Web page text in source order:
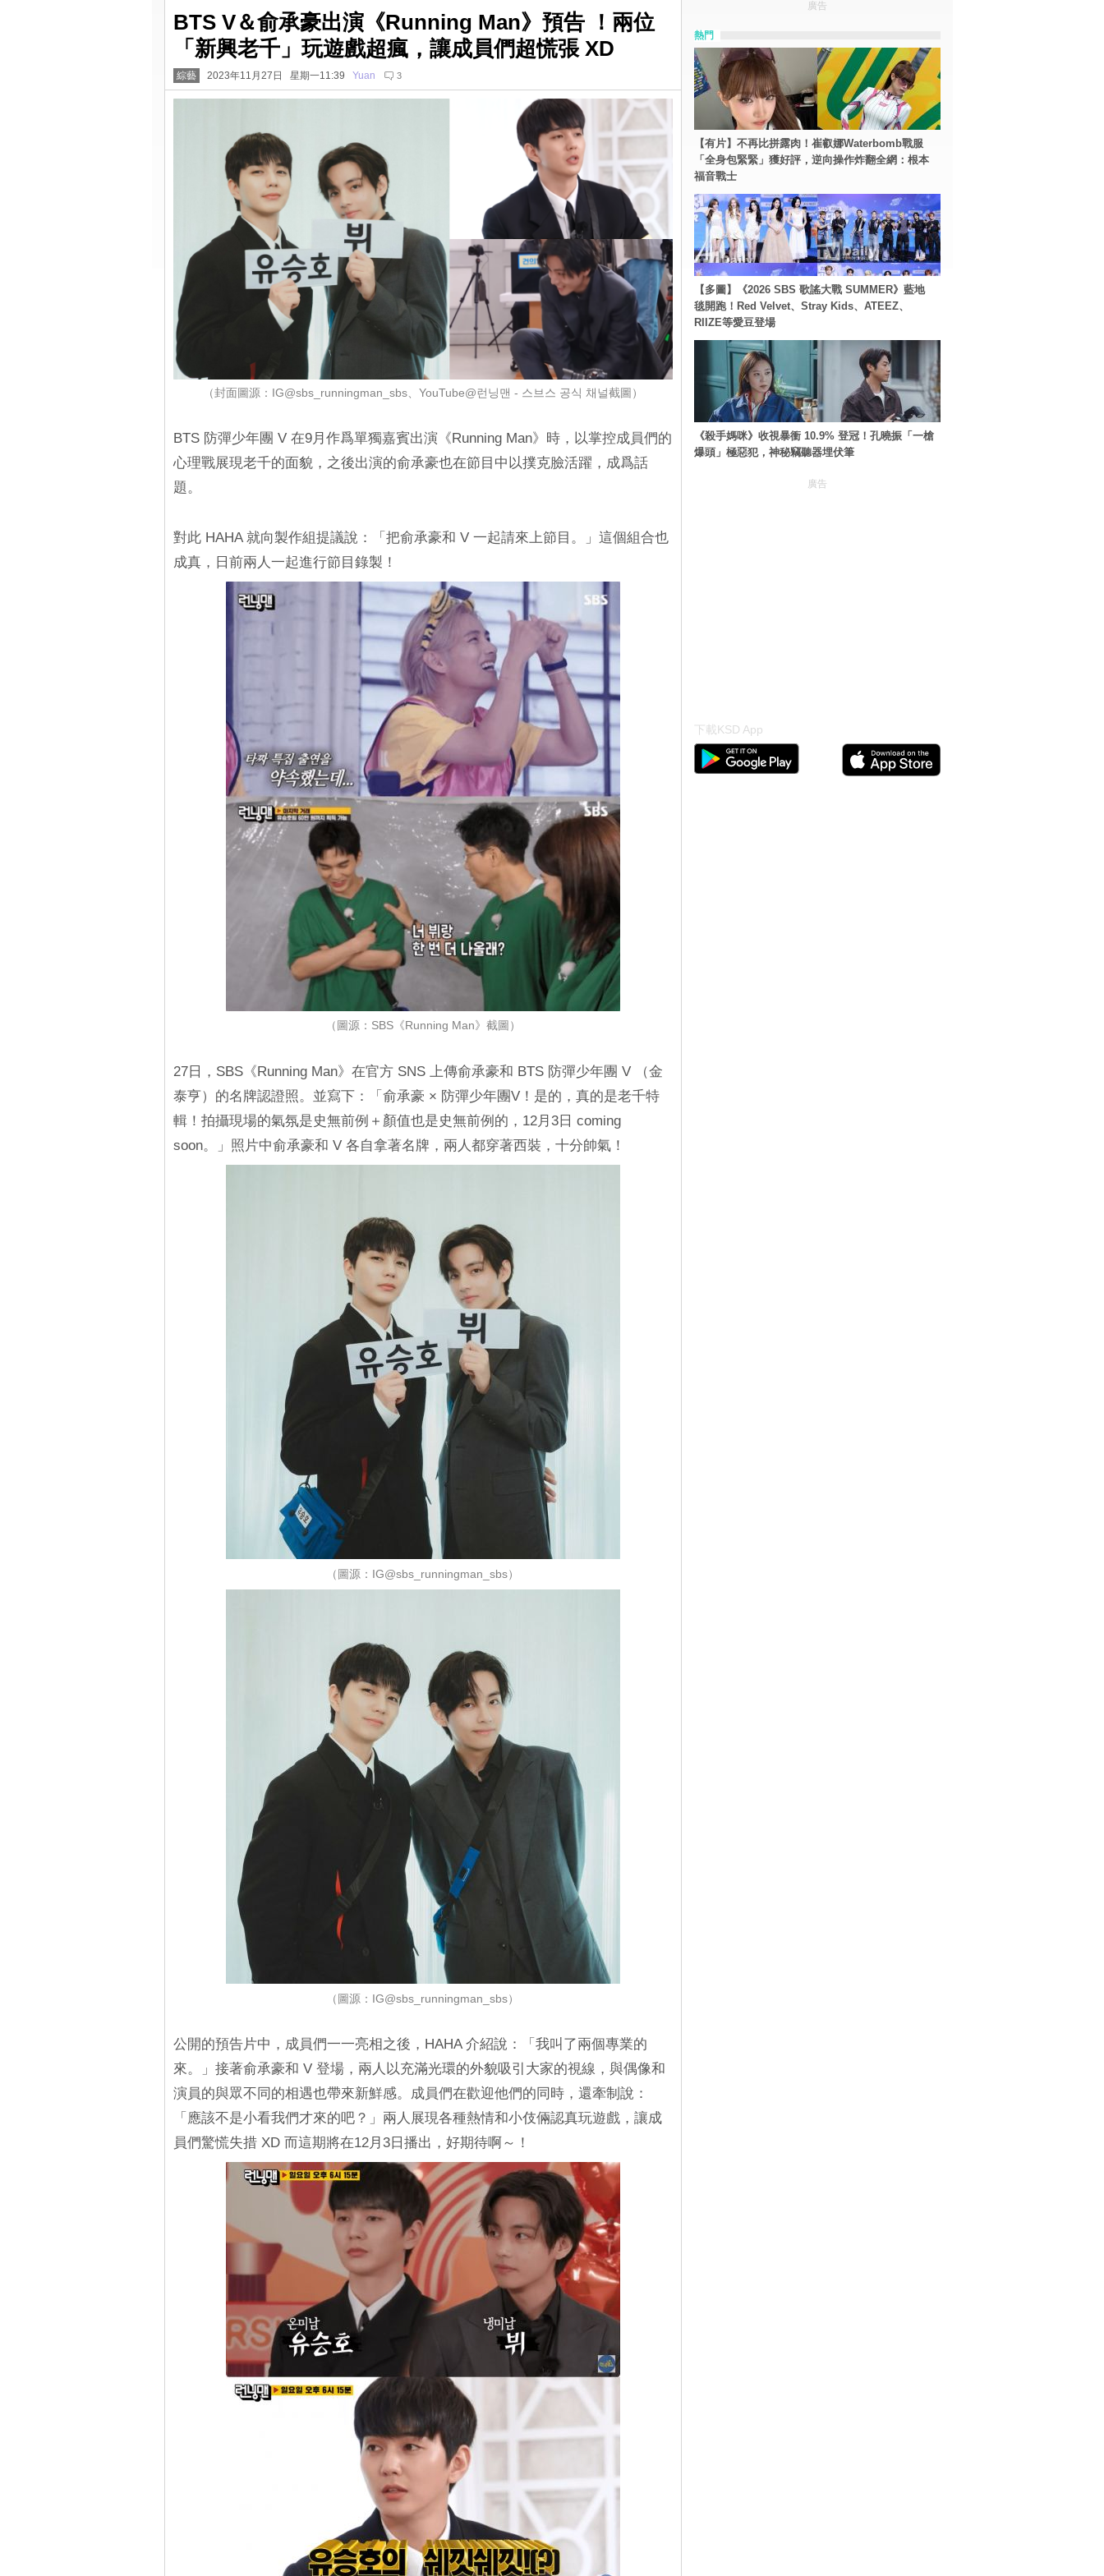
BTS V＆俞承豪出演《Running Man》預告 ！兩位
「新興老千」玩遊戲超瘋，讓成員們超慌張 XD
綜藝 2023年11月27日 星期一11:39 Yuan 3
（封面圖源：IG@sbs_runningman_sbs、YouTube@런닝맨 - 스브스 공식 채널截圖）
BTS 防彈少年團 V 在9月作爲單獨嘉賓出演《Running Man》時，以掌控成員們的
心理戰展現老千的面貌，之後出演的俞承豪也在節目中以撲克臉活躍，成爲話
題。
對此 HAHA 就向製作組提議說：「把俞承豪和 V 一起請來上節目。」這個組合也
成真，日前兩人一起進行節目錄製！
（圖源：SBS《Running Man》截圖）
27日，SBS《Running Man》在官方 SNS 上傳俞承豪和 BTS 防彈少年團 V （金
泰亨）的名牌認證照。並寫下：「俞承豪 × 防彈少年團V！是的，真的是老千特
輯！拍攝現場的氣氛是史無前例＋顏值也是史無前例的，12月3日 coming
soon。」照片中俞承豪和 V 各自拿著名牌，兩人都穿著西裝，十分帥氣！
（圖源：IG@sbs_runningman_sbs）
（圖源：IG@sbs_runningman_sbs）
公開的預告片中，成員們一一亮相之後，HAHA 介紹說：「我叫了兩個專業的
來。」接著俞承豪和 V 登場，兩人以充滿光環的外貌吸引大家的視線，與偶像和
演員的與眾不同的相遇也帶來新鮮感。成員們在歡迎他們的同時，還牽制說：
「應該不是小看我們才來的吧？」兩人展現各種熱情和小伎倆認真玩遊戲，讓成
員們驚慌失措 XD 而這期將在12月3日播出，好期待啊～！
廣告
熱門
【有片】不再比拼露肉！崔叡娜Waterbomb戰服
「全身包緊緊」獲好評，逆向操作炸翻全網：根本
福音戰士
【多圖】《2026 SBS 歌謠大戰 SUMMER》藍地
毯開跑！Red Velvet、Stray Kids、ATEEZ、
RIIZE等愛豆登場
《殺手媽咪》收視暴衝 10.9% 登冠！孔曉振「一槍
爆頭」極惡犯，神秘竊聽器埋伏筆
廣告
下載KSD App